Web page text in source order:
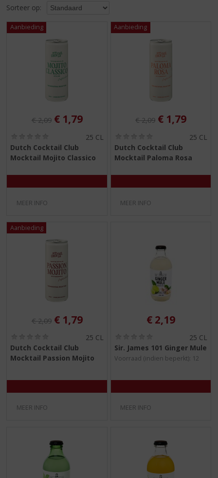
p
r
i
a
v
a
t
Sorteer op:
Originele prijs was:
€2,09 , Huidige prijs is:
€ 1,79
,
0
5
25 CL
Dutch Cocktail Club
Mocktail Mojito Classico
MEER INFO
Originele prijs was:
€2,09 , Huidige
€ 1,79
,
0
5
25 CL
Dutch Cocktail Club
Mocktail Paloma Rosa
MEER INFO
Originele prijs was:
€2,09 , Huidige prijs is:
€ 1,79
0
,
0
)
25 CL
Dutch Cocktail Club
Mocktail Passion Mojito
MEER INFO
€ 2,19
,
0
)
25 CL
Sir. James 101 Ginger Mule
Voorraad (indien beperkt): 12
MEER INFO